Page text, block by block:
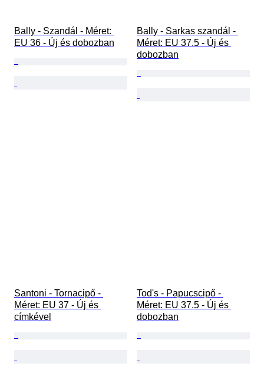
Bally - Szandál - Méret:
EU 36 - Új és dobozban
Bally - Sarkas szandál -
Méret: EU 37.5 - Új és
dobozban
Santoni - Tornacipő -
Méret: EU 37 - Új és
címkével
Tod's - Papucscipő -
Méret: EU 37.5 - Új és
dobozban